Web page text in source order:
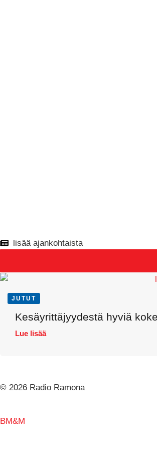
lisää ajankohtaista
JUTUT
Kesäyrittäjyydestä hyviä
Lue lisää
© 2026 Radio Ramona
BM&M